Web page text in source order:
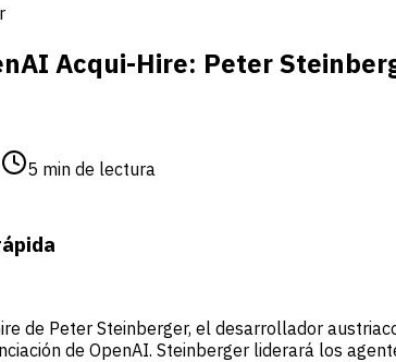
Acqui-Hire: Peter
5 min de lectura
de Peter Steinberger, el desarrollador
de OpenAI. Steinberger liderará los